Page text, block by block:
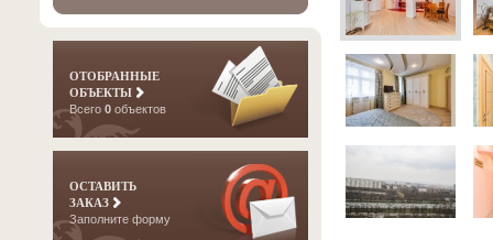
ОТОБРАННЫЕ
ОБЪЕКТЫ
Всего 0 объектов
ОСТАВИТЬ
ЗАКАЗ
Заполните форму